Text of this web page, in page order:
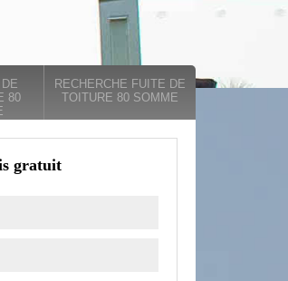
80
RECHERCHE FUITE DE
TOITURE 80 SOMME
gratuit